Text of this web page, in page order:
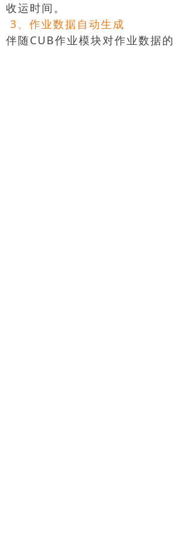
收运时间。
3、作业数据自动生成
伴随CUB作业模块对作业数据的